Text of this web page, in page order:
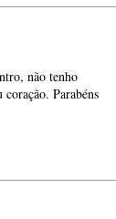
não tenho
Parabéns